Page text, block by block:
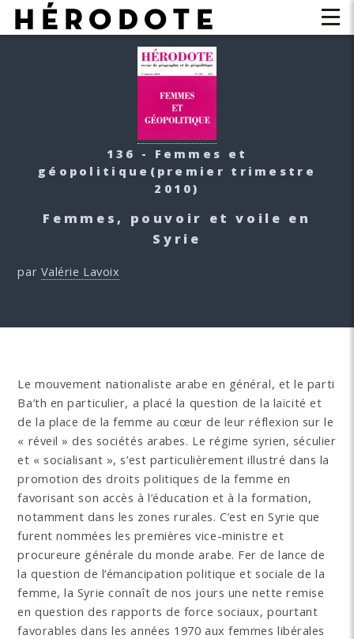
136 - Femmes et
géopolitique (premier trimestre
2010)
Femmes, pouvoir et voile en
Syrie
par Valérie Lavoix
Le mouvement nationaliste arabe en général, et le parti
Ba’th en particulier, a placé la question de la laïcité et
de la place de la femme au cœur de leur réflexion sur le
« réveil » des sociétés arabes. Le régime syrien, séculier
et « socialisant », s’est particulièrement illustré dans la
promotion des droits politiques de la femme en
favorisant son accès à l’éducation et à la formation,
notamment dans les zones rurales. C’est en Syrie que
furent nommées les premières vice-ministre et
procureure générale du monde arabe. Fer de lance de
la question de l’émancipation politique et sociale de la
femme, la Syrie connaît de nos jours une nette remise
en question des rapports de force sociaux, pourtant
favorables dans les années 1970 aux femmes libérales